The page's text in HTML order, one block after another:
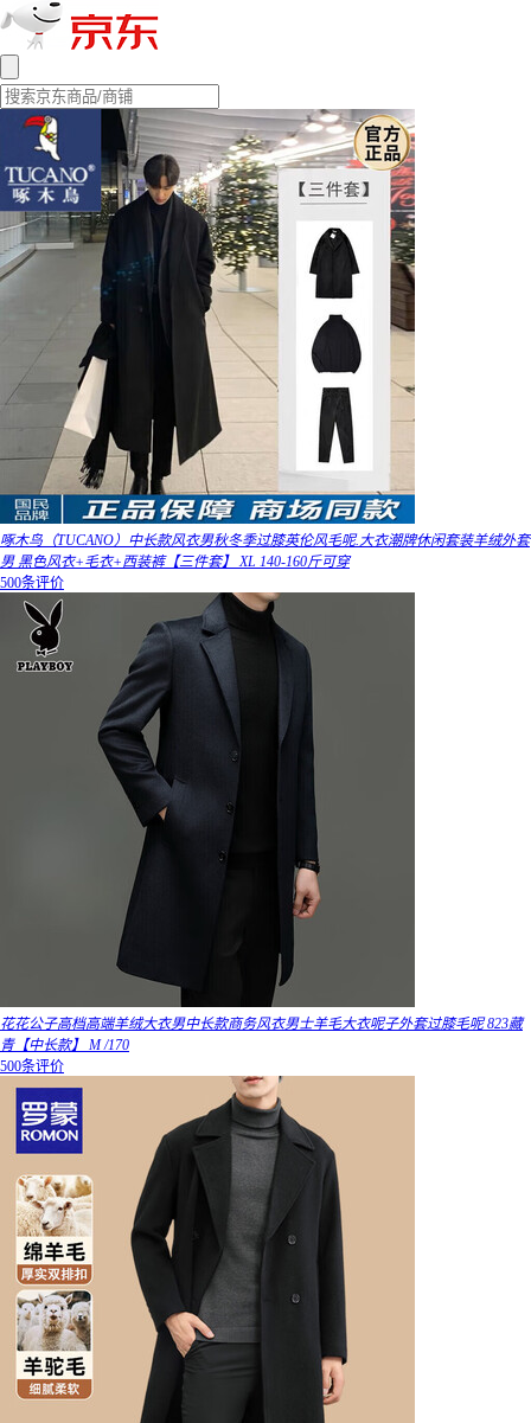
啄木鸟（TUCANO）中长款风衣男秋冬季过膝英伦风毛呢.大衣潮牌休闲套装羊绒外套
男 黑色风衣+毛衣+西装裤【三件套】 XL 140-160斤可穿
500条评价
花花公子高档高端羊绒大衣男中长款商务风衣男士羊毛大衣呢子外套过膝毛呢 823藏
青【中长款】 M /170
500条评价